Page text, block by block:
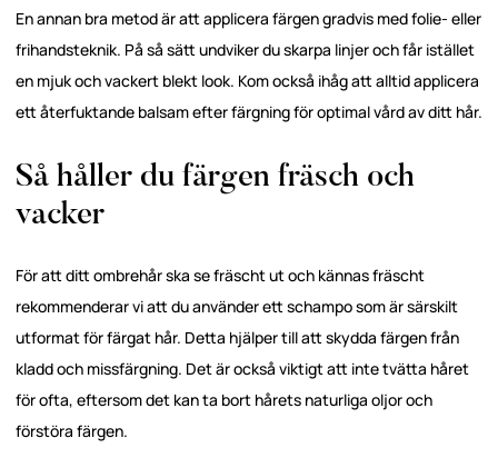
En annan bra metod är att applicera färgen gradvis med folie- eller
frihandsteknik. På så sätt undviker du skarpa linjer och får istället
en mjuk och vackert blekt look. Kom också ihåg att alltid applicera
ett återfuktande balsam efter färgning för optimal vård av ditt hår.
Så håller du färgen fräsch och
vacker
För att ditt ombrehår ska se fräscht ut och kännas fräscht
rekommenderar vi att du använder ett schampo som är särskilt
utformat för färgat hår. Detta hjälper till att skydda färgen från
kladd och missfärgning. Det är också viktigt att inte tvätta håret
för ofta, eftersom det kan ta bort hårets naturliga oljor och
förstöra färgen.